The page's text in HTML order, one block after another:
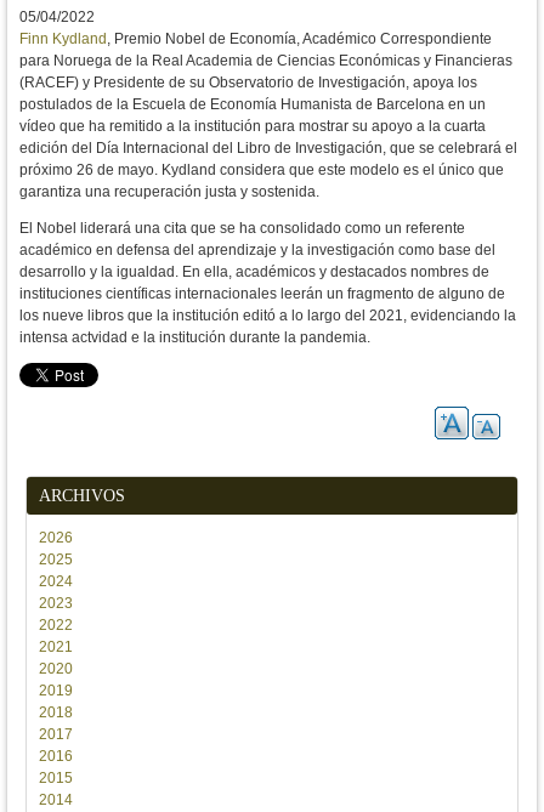
05/04/2022
Finn Kydland , Premio Nobel de Economía, Académico Correspondiente
para Noruega de la Real Academia de Ciencias Económicas y Financieras
(RACEF) y Presidente de su Observatorio de Investigación, apoya los
postulados de la Escuela de Economía Humanista de Barcelona en un
vídeo que ha remitido a la institución para mostrar su apoyo a la cuarta
edición del Día Internacional del Libro de Investigación, que se celebrará el
próximo 26 de mayo. Kydland considera que este modelo es el único que
garantiza una recuperación justa y sostenida.
El Nobel liderará una cita que se ha consolidado como un referente
académico en defensa del aprendizaje y la investigación como base del
desarrollo y la igualdad. En ella, académicos y destacados nombres de
instituciones científicas internacionales leerán un fragmento de alguno de
los nueve libros que la institución editó a lo largo del 2021, evidenciando la
intensa actvidad e la institución durante la pandemia.
ARCHIVOS
2026
2025
2024
2023
2022
2021
2020
2019
2018
2017
2016
2015
2014